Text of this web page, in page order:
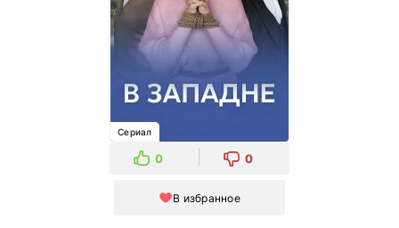
Сериал
0 0
В избранное